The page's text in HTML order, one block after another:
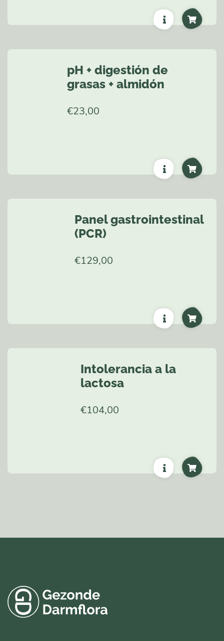
pH + digestión de
grasas + almidón
€23,00
Panel gastrointestinal
(PCR)
€129,00
Intolerancia a la
lactosa
€104,00